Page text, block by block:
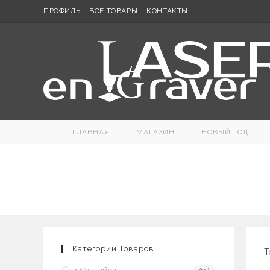
ПРОФИЛЬ ВСЕ ТОВАРЫ КОНТАКТЫ
ГЛАВНАЯ МАГАЗИН НОВЫЙ ГОД
Категории Товаров